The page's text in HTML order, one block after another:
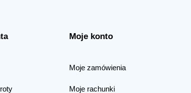
Moje konto
Moje zamówienia
Moje rachunki